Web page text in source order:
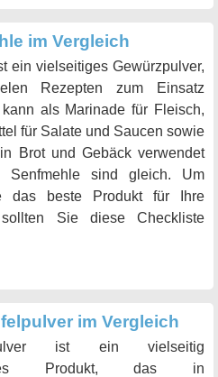
im Vergleich
ein vielseitiges Gewürzpulver,
Rezepten zum Einsatz
als Marinade für Fleisch,
für Salate und Saucen sowie
Brot und Gebäck verwendet
sind gleich. Um
das beste Produkt für Ihre
sollten Sie diese Checkliste
im Vergleich
ist ein vielseitig
Produkt, das in